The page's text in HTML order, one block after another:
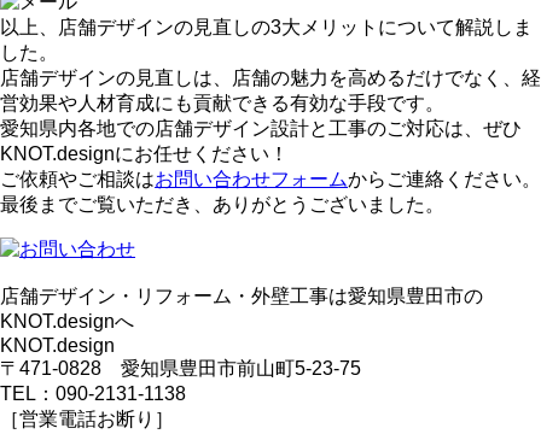
以上、店舗デザインの見直しの3大メリットについて解説しま
した。
店舗デザインの見直しは、店舗の魅力を高めるだけでなく、経
営効果や人材育成にも貢献できる有効な手段です。
愛知県内各地での店舗デザイン設計と工事のご対応は、ぜひ
KNOT.designにお任せください！
ご依頼やご相談はお問い合わせフォームからご連絡ください。
最後までご覧いただき、ありがとうございました。
店舗デザイン・リフォーム・外壁工事は愛知県豊田市の
KNOT.designへ
KNOT.design
〒471-0828 愛知県豊田市前山町5-23-75
TEL：090-2131-1138
［営業電話お断り］